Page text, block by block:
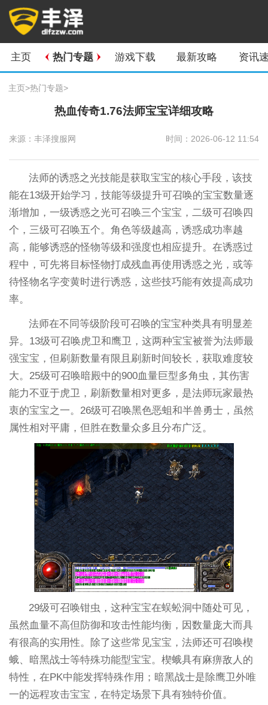
主页 热门专题 游戏下载 最新攻略 资讯
主页>热门专题>
热血传奇1.76法师宝宝详细攻略
来源：丰泽搜服网 时间：2026-06-12 11:54
法师的诱惑之光技能是获取宝宝的核心手段，该技
能在13级开始学习，技能等级提升可召唤的宝宝数量逐
渐增加，一级诱惑之光可召唤三个宝宝，二级可召唤四
个，三级可召唤五个。角色等级越高，诱惑成功率越
高，能够诱惑的怪物等级和强度也相应提升。在诱惑过
程中，可先将目标怪物打成残血再使用诱惑之光，或等
待怪物名字变黄时进行诱惑，这些技巧能有效提高成功
率。
法师在不同等级阶段可召唤的宝宝种类具有明显差
异。13级可召唤虎卫和鹰卫，这两种宝宝被誉为法师最
强宝宝，但刷新数量有限且刷新时间较长，获取难度较
大。25级可召唤暗殿中的900血量巨型多角虫，其伤害
能力不亚于虎卫，刷新数量相对更多，是法师玩家最热
衷的宝宝之一。26级可召唤黑色恶蛆和半兽勇士，虽然
属性相对平庸，但胜在数量众多且分布广泛。
29级可召唤钳虫，这种宝宝在蜈蚣洞中随处可见，
虽然血量不高但防御和攻击性能均衡，因数量庞大而具
有很高的实用性。除了这些常见宝宝，法师还可召唤楔
蛾、暗黑战士等特殊功能型宝宝。楔蛾具有麻痹敌人的
特性，在PK中能发挥特殊作用；暗黑战士是除鹰卫外唯
一的远程攻击宝宝，在特定场景下具有独特价值。